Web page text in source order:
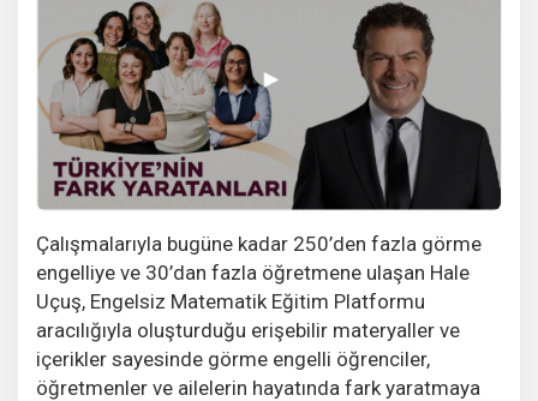
Çalışmalarıyla bugüne kadar 250’den fazla görme
engelliye ve 30’dan fazla öğretmene ulaşan Hale
Uçuş, Engelsiz Matematik Eğitim Platformu
aracılığıyla oluşturduğu erişebilir materyaller ve
içerikler sayesinde görme engelli öğrenciler,
öğretmenler ve ailelerin hayatında fark yaratmaya